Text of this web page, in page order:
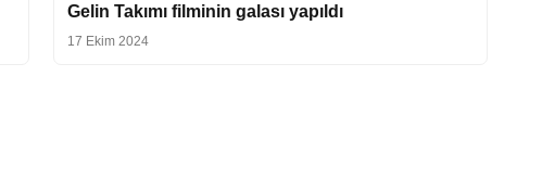
Gelin Takımı filminin galası yapıldı
17 Ekim 2024